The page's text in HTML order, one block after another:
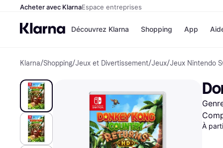
Acheter avec KlarnaEspace entreprises
Découvrez Klarna
Options de
Payer maintenant
Paiement en 3 fois
Paiement à 30 jours
Klarna sur Apple Pay
Shopping
Magasins
Airbnb
Temu
JD
App
Klarna/Shopping/Jeux et Divertissement/Jeux/Jeux Nintendo
À